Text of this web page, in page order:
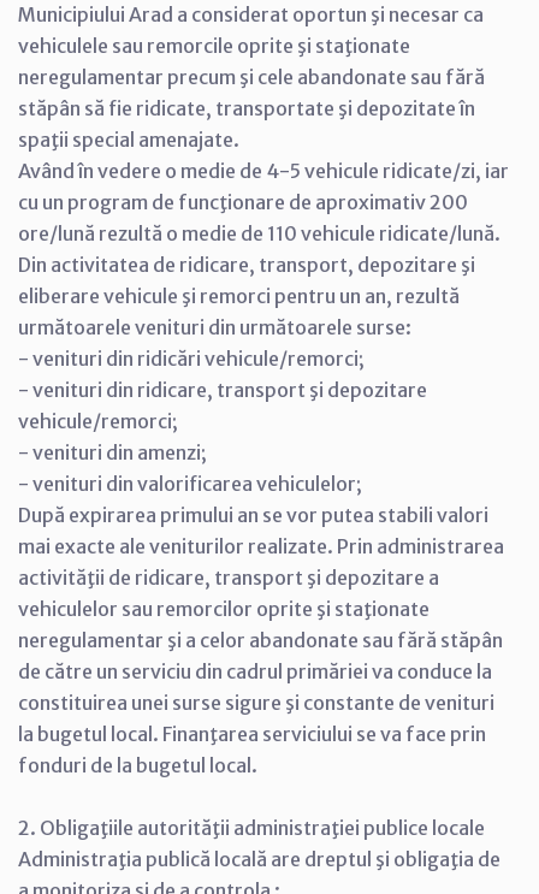
Municipiului Arad a considerat oportun şi necesar ca
vehiculele sau remorcile oprite şi staţionate
neregulamentar precum şi cele abandonate sau fără
stăpân să fie ridicate, transportate şi depozitate în
spaţii special amenajate.
Având în vedere o medie de 4-5 vehicule ridicate/zi, iar
cu un program de funcţionare de aproximativ 200
ore/lună rezultă o medie de 110 vehicule ridicate/lună.
Din activitatea de ridicare, transport, depozitare şi
eliberare vehicule şi remorci pentru un an, rezultă
următoarele venituri din următoarele surse:
- venituri din ridicări vehicule/remorci;
- venituri din ridicare, transport şi depozitare
vehicule/remorci;
- venituri din amenzi;
- venituri din valorificarea vehiculelor;
După expirarea primului an se vor putea stabili valori
mai exacte ale veniturilor realizate. Prin administrarea
activităţii de ridicare, transport şi depozitare a
vehiculelor sau remorcilor oprite şi staţionate
neregulamentar şi a celor abandonate sau fără stăpân
de către un serviciu din cadrul primăriei va conduce la
constituirea unei surse sigure şi constante de venituri
la bugetul local. Finanţarea serviciului se va face prin
fonduri de la bugetul local.
2. Obligaţiile autorităţii administraţiei publice locale
Administraţia publică locală are dreptul şi obligaţia de